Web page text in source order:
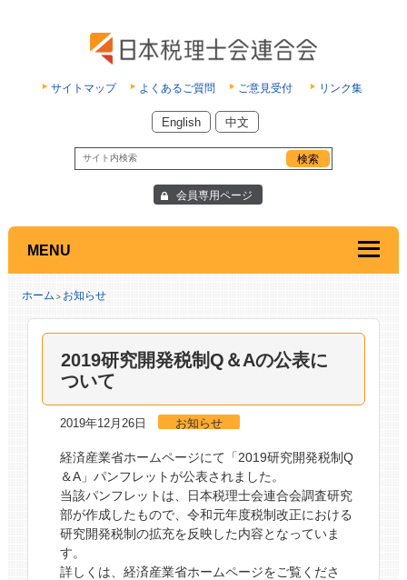
サイトマップ よくあるご質問 ご意見受付 リンク集
English 中文
会員専用ページ
MENU
ホーム > お知らせ
2019研究開発税制Q＆Aの公表に
ついて
2019年12月26日 お知らせ
経済産業省ホームページにて「2019研究開発税制Q
＆A」パンフレットが公表されました。
当該パンフレットは、日本税理士会連合会調査研究
部が作成したもので、令和元年度税制改正における
研究開発税制の拡充を反映した内容となっていま
す。
詳しくは、経済産業省ホームページをご覧くださ